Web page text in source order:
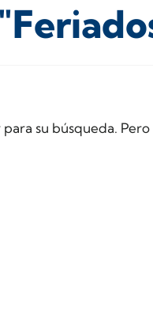
su búsqueda.